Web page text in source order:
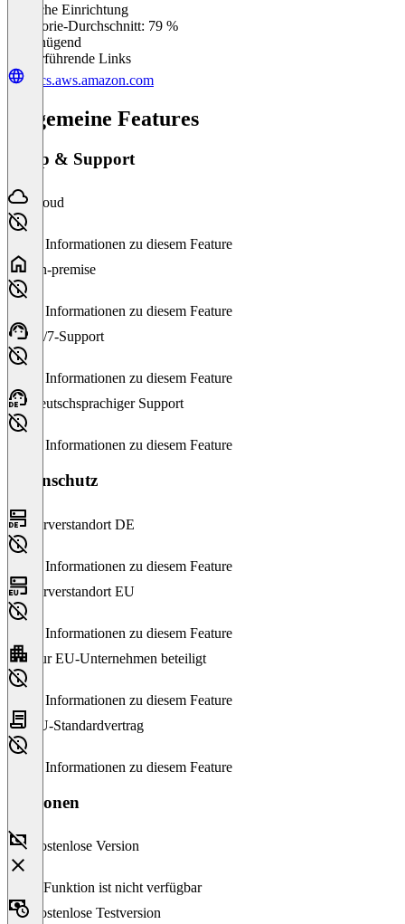
Einfache Einrichtung
Kategorie-Durchschnitt: 79 %
Ungenügend
Weiterführende Links
docs.aws.amazon.com
Allgemeine Features
Setup & Support
Cloud
Keine Informationen zu diesem Feature
On-premise
Keine Informationen zu diesem Feature
24/7-Support
Keine Informationen zu diesem Feature
Deutschsprachiger Support
Keine Informationen zu diesem Feature
Datenschutz
Serverstandort DE
Keine Informationen zu diesem Feature
Serverstandort EU
Keine Informationen zu diesem Feature
Nur EU-Unternehmen beteiligt
Keine Informationen zu diesem Feature
EU-Standardvertrag
Keine Informationen zu diesem Feature
Versionen
Kostenlose Version
Diese Funktion ist nicht verfügbar
Kostenlose Testversion